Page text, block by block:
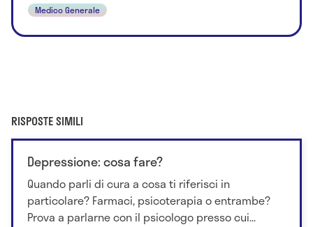
Medico Generale
RISPOSTE SIMILI
Depressione: cosa fare?
Quando parli di cura a cosa ti riferisci in
particolare? Farmaci, psicoterapia o entrambe?
Prova a parlarne con il psicologo presso cui...